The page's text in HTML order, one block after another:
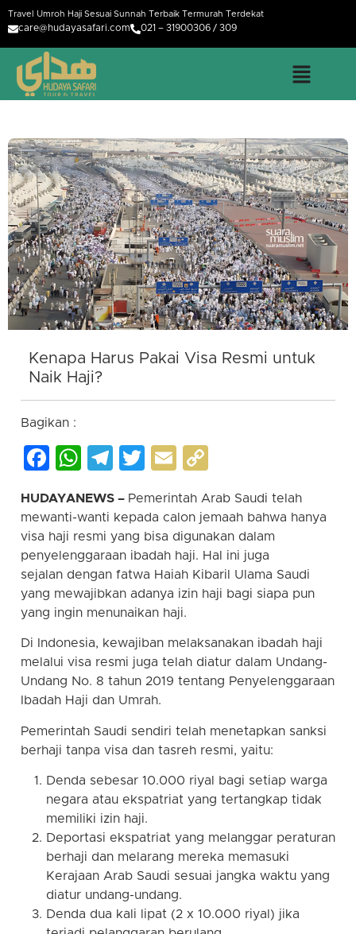
Travel Umroh Haji Sesuai Sunnah Terbaik Termurah Terdekat
care@hudayasafari.com 021 – 31900306 / 309
Kenapa Harus Pakai Visa Resmi untuk
Naik Haji?
Bagikan :
Facebook
WhatsApp
Telegram
Twitter
Email
HUDAYANEWS – Pemerintah Arab Saudi telah
mewanti-wanti kepada calon jemaah bahwa hanya
visa haji resmi yang bisa digunakan dalam
penyelenggaraan ibadah haji. Hal ini juga
sejalan dengan fatwa Haiah Kibaril Ulama Saudi
yang mewajibkan adanya izin haji bagi siapa pun
yang ingin menunaikan haji.
Di Indonesia, kewajiban melaksanakan ibadah haji
melalui visa resmi juga telah diatur dalam Undang-
Undang No. 8 tahun 2019 tentang Penyelenggaraan
Ibadah Haji dan Umrah.
Pemerintah Saudi sendiri telah menetapkan sanksi
berhaji tanpa visa dan tasreh resmi, yaitu:
Denda sebesar 10.000 riyal bagi setiap warga
negara atau ekspatriat yang tertangkap tidak
memiliki izin haji.
Deportasi ekspatriat yang melanggar peraturan
berhaji dan melarang mereka memasuki
Kerajaan Arab Saudi sesuai jangka waktu yang
diatur undang-undang.
Denda dua kali lipat (2 x 10.000 riyal) jika